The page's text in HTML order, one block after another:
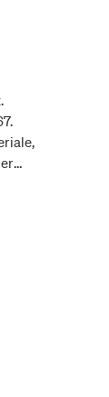
kan